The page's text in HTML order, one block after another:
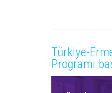
Türkiye-
Programı